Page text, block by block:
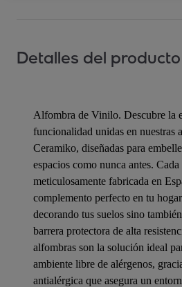
Detalles del producto
Alfombra de Vinilo. Descubre la
funcionalidad unidas en nuestras
Ceramiko, diseñadas para
espacios como nunca antes.
meticulosamente fabricada en
complemento perfecto en tu
decorando tus suelos sino
barrera protectora de alta
alfombras son la solución ideal
ambiente libre de alérgenos,
antialérgica que asegura un